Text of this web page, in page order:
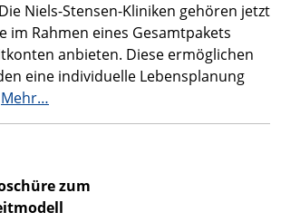
Niels-Stensen-Kliniken gehören jetzt
im Rahmen eines Gesamtpakets
anbieten. Diese ermöglichen
eine individuelle Lebensplanung
Mehr…
zum